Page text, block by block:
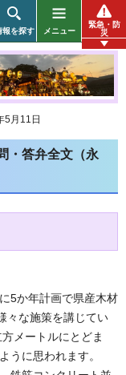
報を探す メニュー
緊急・防
災
5月11日
・答弁全文（永
5か年計画で県産木材
々な施策を講じてい
メートルにとどま
うに思われます。